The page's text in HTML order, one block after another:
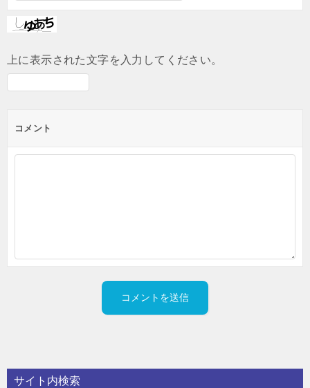
上に表示された文字を入力してください。
コメント
サイト内検索